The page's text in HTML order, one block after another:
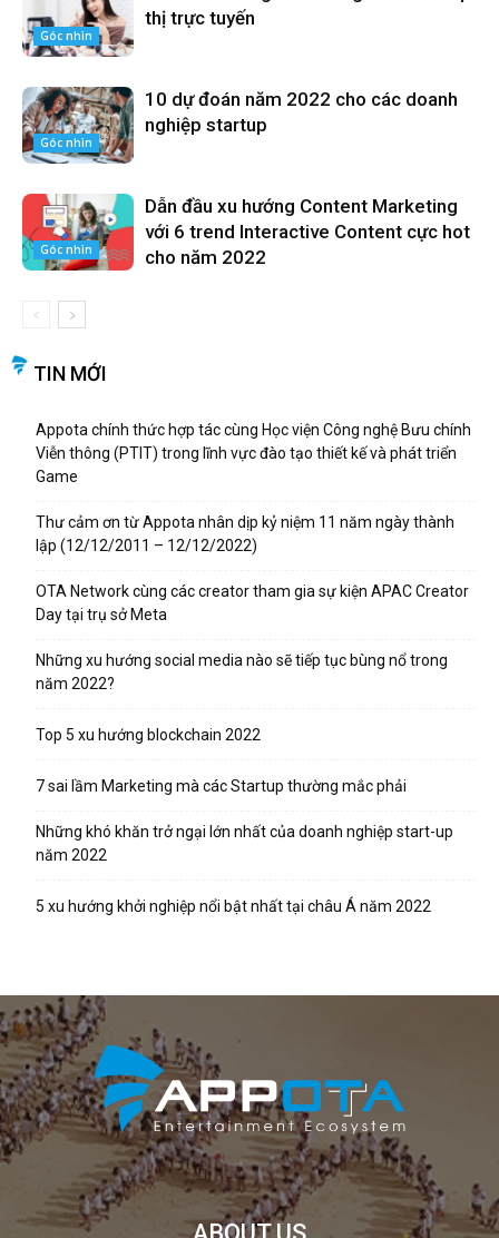
Góc nhìn
thị trực tuyến
Góc nhìn
10 dự đoán năm 2022 cho các doanh
nghiệp startup
Góc nhìn
Dẫn đầu xu hướng Content Marketing
với 6 trend Interactive Content cực hot
cho năm 2022
TIN MỚI
Appota chính thức hợp tác cùng Học viện Công nghệ Bưu chính
Viễn thông (PTIT) trong lĩnh vực đào tạo thiết kế và phát triển
Game
Thư cảm ơn từ Appota nhân dịp kỷ niệm 11 năm ngày thành
lập (12/12/2011 – 12/12/2022)
OTA Network cùng các creator tham gia sự kiện APAC Creator
Day tại trụ sở Meta
Những xu hướng social media nào sẽ tiếp tục bùng nổ trong
năm 2022?
Top 5 xu hướng blockchain 2022
7 sai lầm Marketing mà các Startup thường mắc phải
Những khó khăn trở ngại lớn nhất của doanh nghiệp start-up
năm 2022
5 xu hướng khởi nghiệp nổi bật nhất tại châu Á năm 2022